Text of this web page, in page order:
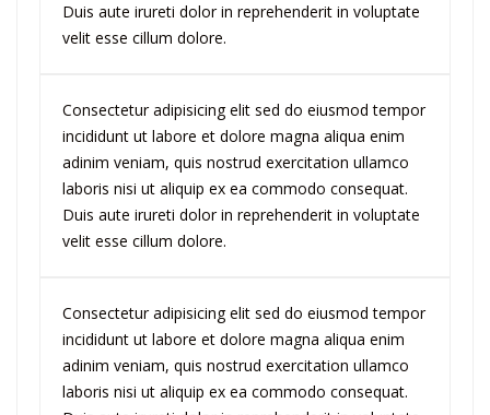
Duis aute irureti dolor in reprehenderit in voluptate
velit esse cillum dolore.
Consectetur adipisicing elit sed do eiusmod tempor
incididunt ut labore et dolore magna aliqua enim
adinim veniam, quis nostrud exercitation ullamco
laboris nisi ut aliquip ex ea commodo consequat.
Duis aute irureti dolor in reprehenderit in voluptate
velit esse cillum dolore.
Consectetur adipisicing elit sed do eiusmod tempor
incididunt ut labore et dolore magna aliqua enim
adinim veniam, quis nostrud exercitation ullamco
laboris nisi ut aliquip ex ea commodo consequat.